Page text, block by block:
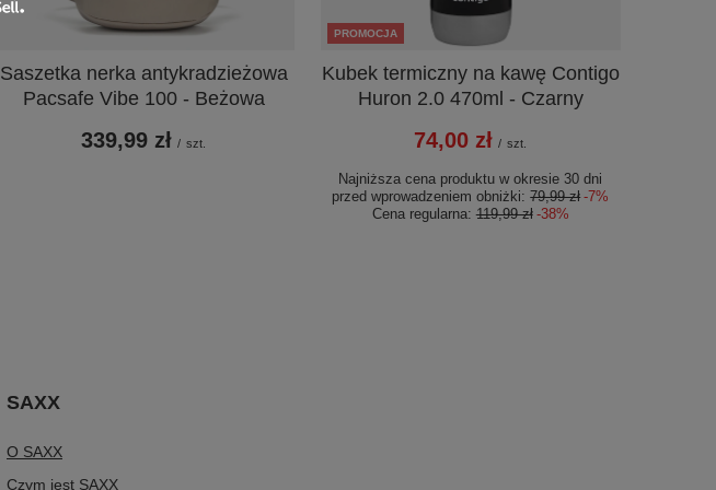
Saszetka nerka antykradzieżowa
Pacsafe Vibe 100 - Beżowa
339,99 zł / szt.
PROMOCJA
Kubek termiczny na kawę Contigo
Huron 2.0 470ml - Czarny
74,00 zł / szt.
Najniższa cena produktu w okresie 30 dni
przed wprowadzeniem obniżki:79,99 zł -7%
Cena regularna:119,99 zł -38%
SAXX
O SAXX
Czym jest SAXX